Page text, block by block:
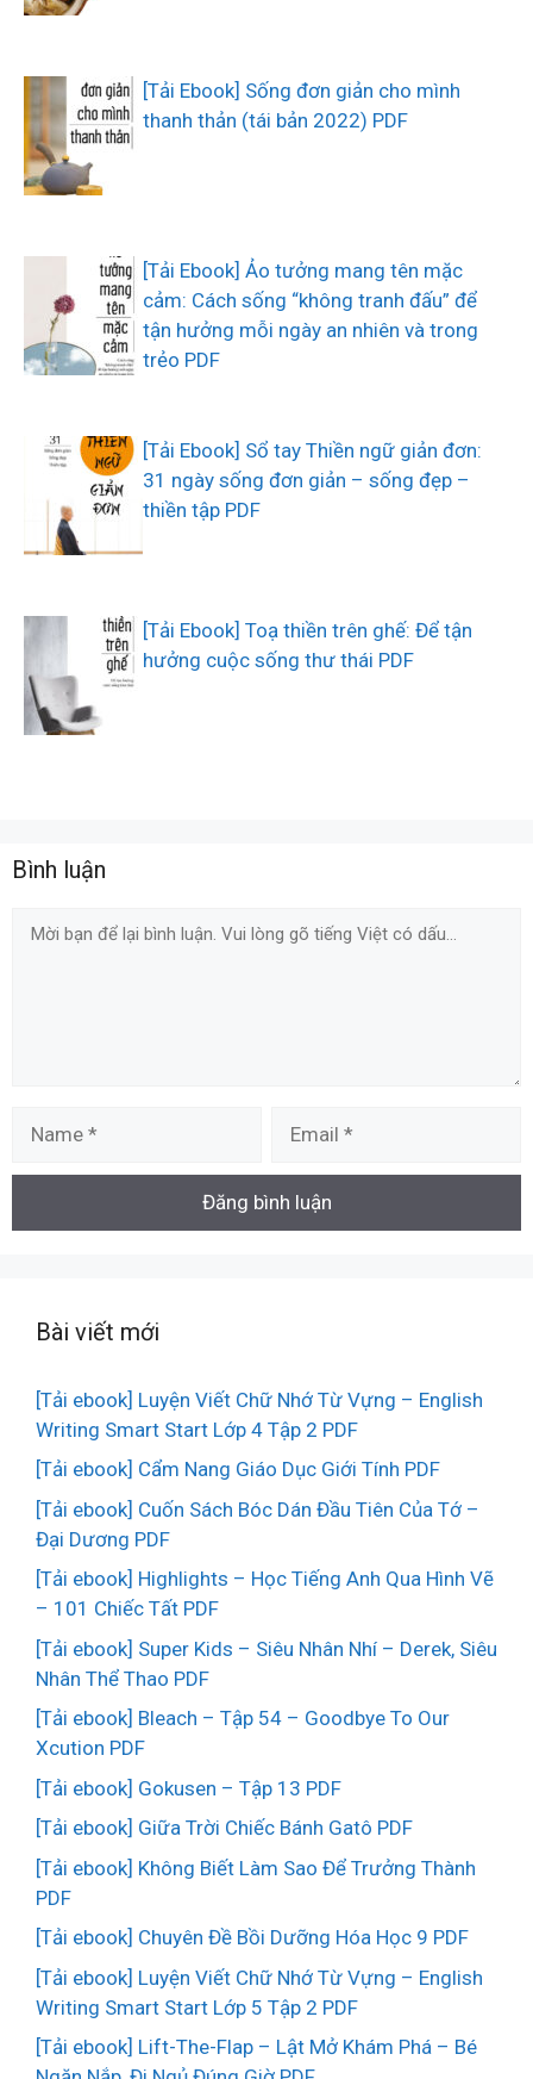
[Tải Ebook] Sống đơn giản cho mình
thanh thản (tái bản 2022) PDF
[Tải Ebook] Ảo tưởng mang tên mặc
cảm: Cách sống “không tranh đấu” để
tận hưởng mỗi ngày an nhiên và trong
trẻo PDF
[Tải Ebook] Sổ tay Thiền ngữ giản đơn:
31 ngày sống đơn giản – sống đẹp –
thiền tập PDF
[Tải Ebook] Toạ thiền trên ghế: Để tận
hưởng cuộc sống thư thái PDF
Bình luận
Comment
Bài viết mới
[Tải ebook] Luyện Viết Chữ Nhớ Từ Vựng – English
Writing Smart Start Lớp 4 Tập 2 PDF
[Tải ebook] Cẩm Nang Giáo Dục Giới Tính PDF
[Tải ebook] Cuốn Sách Bóc Dán Đầu Tiên Của Tớ –
Đại Dương PDF
[Tải ebook] Highlights – Học Tiếng Anh Qua Hình Vẽ
– 101 Chiếc Tất PDF
[Tải ebook] Super Kids – Siêu Nhân Nhí – Derek, Siêu
Nhân Thể Thao PDF
[Tải ebook] Bleach – Tập 54 – Goodbye To Our
Xcution PDF
[Tải ebook] Gokusen – Tập 13 PDF
[Tải ebook] Giữa Trời Chiếc Bánh Gatô PDF
[Tải ebook] Không Biết Làm Sao Để Trưởng Thành
PDF
[Tải ebook] Chuyên Đề Bồi Dưỡng Hóa Học 9 PDF
[Tải ebook] Luyện Viết Chữ Nhớ Từ Vựng – English
Writing Smart Start Lớp 5 Tập 2 PDF
[Tải ebook] Lift-The-Flap – Lật Mở Khám Phá – Bé